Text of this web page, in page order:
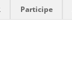
Participe